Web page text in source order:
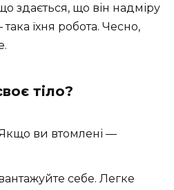
здається, що він надміру
їхня робота. Чесно,
тіло?
ви втомлені —
себе. Легке